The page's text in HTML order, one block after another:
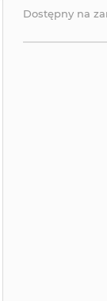
Dostępny na